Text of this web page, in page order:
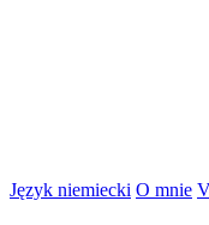
Język niemiecki O mnie